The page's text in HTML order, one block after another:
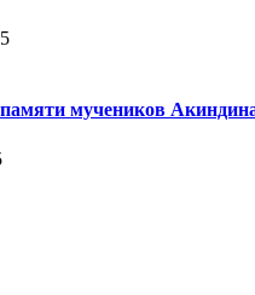
памяти мучеников